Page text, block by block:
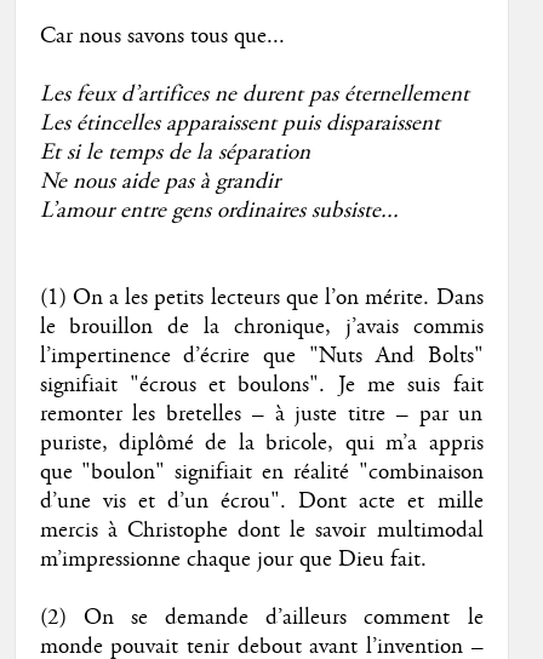
Car nous savons tous que...
Les feux d’artifices ne durent pas éternellement
Les étincelles apparaissent puis disparaissent
Et si le temps de la séparation
Ne nous aide pas à grandir
L’amour entre gens ordinaires subsiste...
(1) On a les petits lecteurs que l’on mérite. Dans
le brouillon de la chronique, j’avais commis
l’impertinence d’écrire que "Nuts And Bolts"
signifiait "écrous et boulons". Je me suis fait
remonter les bretelles – à juste titre – par un
puriste, diplômé de la bricole, qui m’a appris
que "boulon" signifiait en réalité "combinaison
d’une vis et d’un écrou". Dont acte et mille
mercis à Christophe dont le savoir multimodal
m’impressionne chaque jour que Dieu fait.
(2) On se demande d’ailleurs comment le
monde pouvait tenir debout avant l’invention –